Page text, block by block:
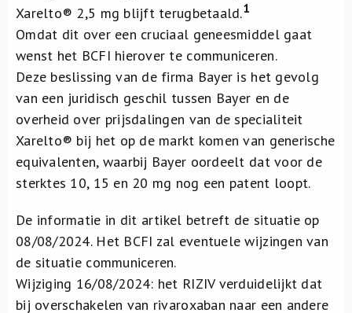
Xarelto® 2,5 mg blijft terugbetaald.1
Omdat dit over een cruciaal geneesmiddel gaat
wenst het BCFI hierover te communiceren.
Deze beslissing van de firma Bayer is het gevolg
van een juridisch geschil tussen Bayer en de
overheid over prijsdalingen van de specialiteit
Xarelto® bij het op de markt komen van generische
equivalenten, waarbij Bayer oordeelt dat voor de
sterktes 10, 15 en 20 mg nog een patent loopt.
De informatie in dit artikel betreft de situatie op
08/08/2024. Het BCFI zal eventuele wijzingen van
de situatie communiceren.
Wijziging 16/08/2024: het RIZIV verduidelijkt dat
bij overschakelen van rivaroxaban naar een andere